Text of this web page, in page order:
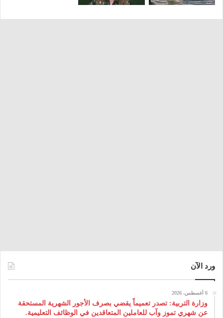
ورد الآن
6 أغسطس، 2026
وزارة التربية: تصدر تعميماً يقضي بصرف الأجور الشهرية المستحقة
عن شهري تموز وآب للعاملين المتعاقدين في الوظائف التعليمية.